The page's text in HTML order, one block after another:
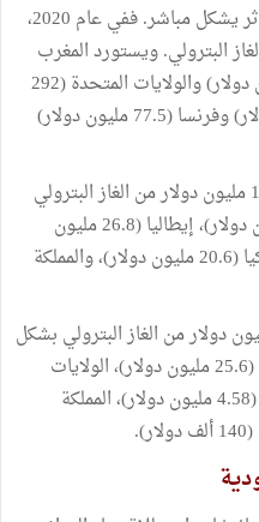
بينما تونس والمغرب وموريتانيا ستتأثر يشكل مباشر. ففي عام 2020،
دولار من الغاز البترولي. ويستورد المغرب
بشكل أساسي من:الجزائر (330 مليون دولار) والولايات المتحدة (292
مليون دولار) وإسبانيا (136 مليون دولار) وفرنسا (77.5 مليون دولار)
وفي نفس العام، استوردت تونس 131 مليون دولار من الغاز البترولي
بشكل أساسي من: اليونان(40.5 مليون دولار)، إيطاليا (26.8 مليون
دولار)، فرنسا (25.3 مليون دولار)، تركيا (20.6 مليون دولار)، والمملكة
استوردت موريتانيا بقيمة 39 مليون دولار من الغاز البترولي بشكل
أساسي من: الإمارات العربية المتحدة (25.6 مليون دولار)، الولايات
المتحدة (4.98 مليون دولار)، النرويج (4.58 مليون دولار)، المملكة